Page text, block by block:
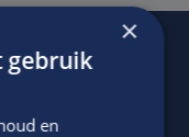
×
gebruik
en